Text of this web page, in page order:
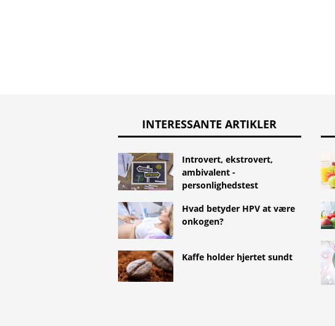
INTERESSANTE ARTIKLER
Introvert, ekstrovert,
ambivalent -
personlighedstest
Hvad betyder HPV at være
onkogen?
Kaffe holder hjertet sundt